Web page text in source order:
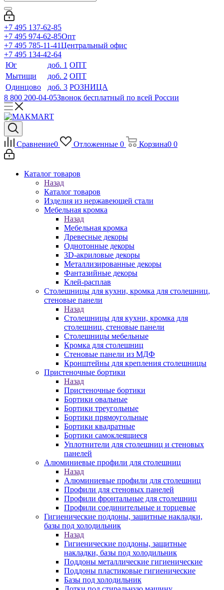
+7 495 137-62-85
+7 495 974-62-85Опт
+7 495 785-11-41Центральный офис
+7 495 134-42-64
Юг
доб. 1 ОПТ
Мытищи
доб. 2 ОПТ
Одинцово
доб. 3 РОЗНИЦА
8 800 200-04-05Звонок бесплатный по всей России
Сравнение0 Отложенные 0 Корзина0 0
Каталог товаров
Назад
Каталог товаров
Изделия из нержавеющей стали
Мебельная кромка
Назад
Мебельная кромка
Древесные декоры
Однотонные декоры
3D-акриловые декоры
Металлизированные декоры
Фантазийные декоры
Клей-расплав
Столешницы для кухни, кромка для столешниц,
стеновые панели
Назад
Столешницы для кухни, кромка для
столешниц, стеновые панели
Столешницы мебельные
Кромка для столешниц
Стеновые панели из МДФ
Кронштейны для крепления столешницы
Пристеночные бортики
Назад
Пристеночные бортики
Бортики овальные
Бортики треугольные
Бортики прямоугольные
Бортики квадратные
Бортики самоклеящиеся
Уплотнители для столешниц и стеновых
панелей
Алюминиевые профили для столешниц
Назад
Алюминиевые профили для столешниц
Профили для стеновых панелей
Профили фронтальные для столешниц
Профили соединительные и торцевые
Гигиенические поддоны, защитные накладки,
базы под холодильник
Назад
Гигиенические поддоны, защитные
накладки, базы под холодильник
Поддоны металлические гигиенические
Поддоны пластиковые гигиенические
Базы под холодильник